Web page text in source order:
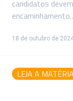
candidatos
18 de outubro de
LEIA A MATÉRIA